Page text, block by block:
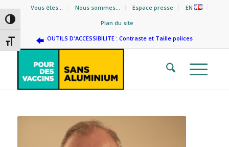
Passer en contraste élevé
Changer la taille de la police
Vous êtes… Nous sommes… Espace presse
EN
Plan du site
OUTILS D'ACCESSIBILITE : Contraste et Taille polices